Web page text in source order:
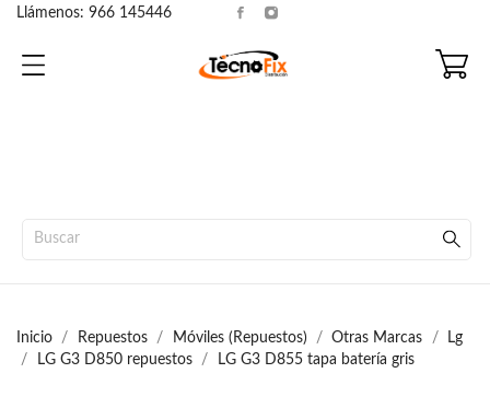
Llámenos: 966 145446
Inicio Repuestos Móviles (Repuestos) Otras Marcas
Lg
LG G3 D850 repuestos
LG G3 D855 tapa batería gris